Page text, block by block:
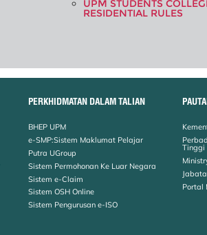
UPM STUDENTS
RESIDENTIAL RULES
PERKHIDMATAN DALAM TALIAN
BHEP UPM
e-SMP:Sistem Maklumat Pelajar
Putra UGroup
Sistem Permohonan Ke Luar Negara
Sistem e-Claim
Sistem OSH Online
Sistem Pengurusan e-ISO
Tinggi
Portal